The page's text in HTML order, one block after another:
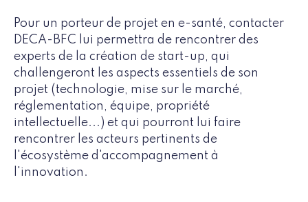
Pour un porteur de projet en e-santé, contacter
DECA-BFC lui permettra de rencontrer des
experts de la création de start-up, qui
challengeront les aspects essentiels de son
projet (technologie, mise sur le marché,
réglementation, équipe, propriété
intellectuelle...) et qui pourront lui faire
rencontrer les acteurs pertinents de
l'écosystème d'accompagnement à
l'innovation.